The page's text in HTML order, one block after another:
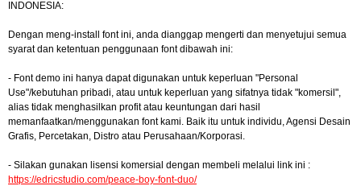
INDONESIA:
Dengan meng-install font ini, anda dianggap mengerti dan menyetujui semua
syarat dan ketentuan penggunaan font dibawah ini:
- Font demo ini hanya dapat digunakan untuk keperluan "Personal
Use"/kebutuhan pribadi, atau untuk keperluan yang sifatnya tidak "komersil",
alias tidak menghasilkan profit atau keuntungan dari hasil
memanfaatkan/menggunakan font kami. Baik itu untuk individu, Agensi Desain
Grafis, Percetakan, Distro atau Perusahaan/Korporasi.
- Silakan gunakan lisensi komersial dengan membeli melalui link ini :
https://edricstudio.com/peace-boy-font-duo/